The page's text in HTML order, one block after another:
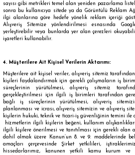
sayısı gibi metrikleri temel alan yeniden pazarlama
sonra bu kullanıcıya sitede ya da Görüntülü Reklam
ilgi alanlarına göre hedefe yönelik reklam içeriği
Alışveriş Sitemize yönlendirilmesi esnasında
yerleştirebilir veya bunlarda yer alan çerezleri
işaretleri kullanabilir.
4. Müşterilere Ait Kişisel Verilerin Aktarımı:
Müşterilere ait kişisel veriler, alışveriş sitemiz
kişileri faydalandırmak için gerekli çalışmaların iş
süreçlerinin yürütülmesi, alışveriş sitemiz
gerçekleştirilmesi için ilgili iş birimleri tarafından
bağlı iş süreçlerinin yürütülmesi, alışveriş
planlanması ve icrası, alışveriş sitemizin ve alışveriş
kişilerin hukuki, teknik ve ticari-iş güvenliğinin temini ile
hizmetlerin ilgili kişilerin beğeni, kullanım
ilgili kişilere önerilmesi ve tanıtılması için gerekli olan
dahil olmak üzere Kanun’un 8. ve 9. maddelerinde
amaçları çerçevesinde Şirket yetkilileri,
hissedarlarımız, kanunen yetkili kamu kurum